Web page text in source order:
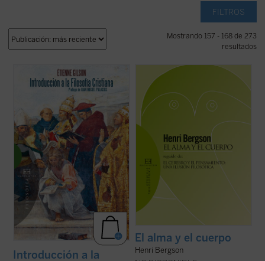
FILTROS
Mostrando 157 - 168 de 273
resultados
Prólogo de Juan Miguel Palacios
En este libro, inédito hasta ahora en
español, descubrimos un ensayo brillante
del Gilson maduro, una disertación otoñal
sobre las ideas más queridas del gran
medievalista, presentadas en tres ...
ficha)
Introducción a la
El problema de la relación cuerpo-alma es
de los que no dejan a nadie indiferente. Hay
que añadir además que es un problema
ineludible. Porque tanto si se admite la
dualidad última, metafísica, de ambos
términos, como si se niega, por ...
El alma y el cuerpo
Henri Bergson